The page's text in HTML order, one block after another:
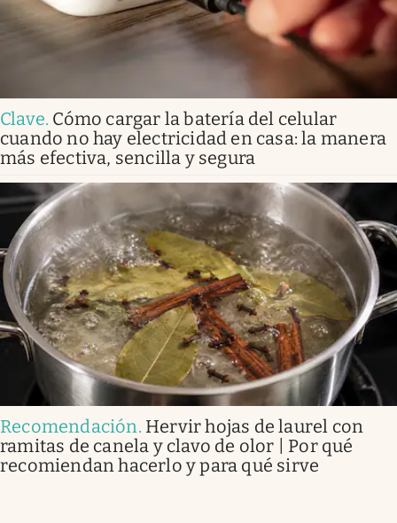
Clave. Cómo cargar la batería del celular
cuando no hay electricidad en casa: la manera
más efectiva, sencilla y segura
Recomendación. Hervir hojas de laurel con
ramitas de canela y clavo de olor | Por qué
recomiendan hacerlo y para qué sirve